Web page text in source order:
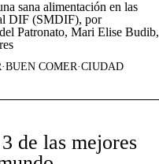
sana alimentación en las
DIF (SMDIF), por
Patronato, Mari Elise Budib,
·BUEN COMER·CIUDAD
de las mejores